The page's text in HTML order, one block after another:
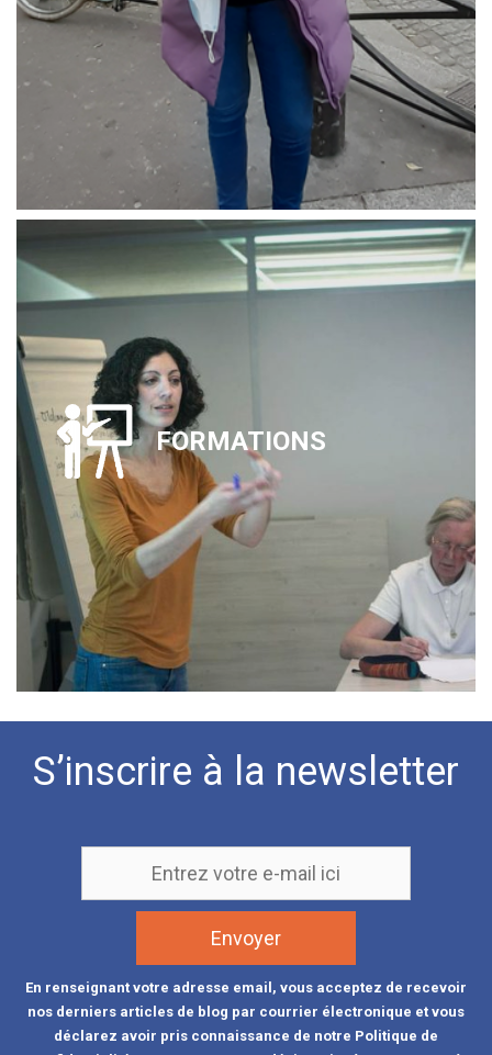
FORMATIONS
S’inscrire à la newsletter
En renseignant votre adresse email, vous acceptez de recevoir
nos derniers articles de blog par courrier électronique et vous
déclarez avoir pris connaissance de notre Politique de